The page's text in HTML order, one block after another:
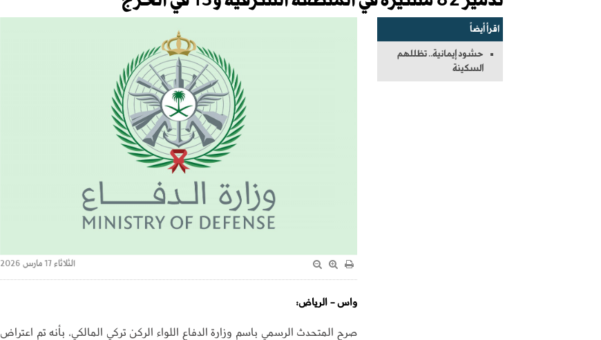
اقرأ أيضاً
حشود إيمانية.. تظللهم
السكينة
الثلاثاء 17 مارس 2026
واس - الرياض:
صرح المتحدث الرسمي باسم وزارة الدفاع اللواء الركن تركي المالكي، بأنه تم اعتراض